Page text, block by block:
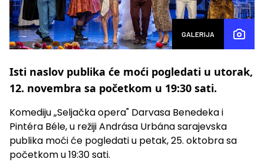
GALERIJA
Isti naslov publika će moći pogledati u utorak,
12. novembra sa početkom u 19:30 sati.
Komediju „Seljačka opera" Darvasa Benedeka i
Pintéra Béle, u režiji Andrása Urbána sarajevska
publika moći će pogledati u petak, 25. oktobra sa
početkom u 19:30 sati.